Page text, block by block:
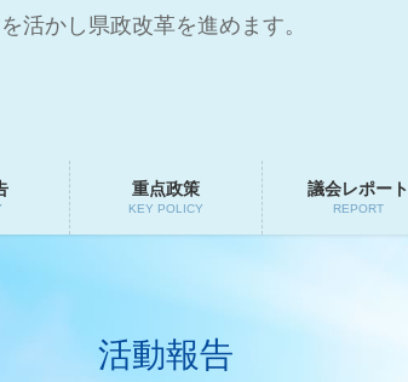
活かし県政改革を進めます。
重点政策
KEY POLICY
議会レポート
REPORT
活動報告